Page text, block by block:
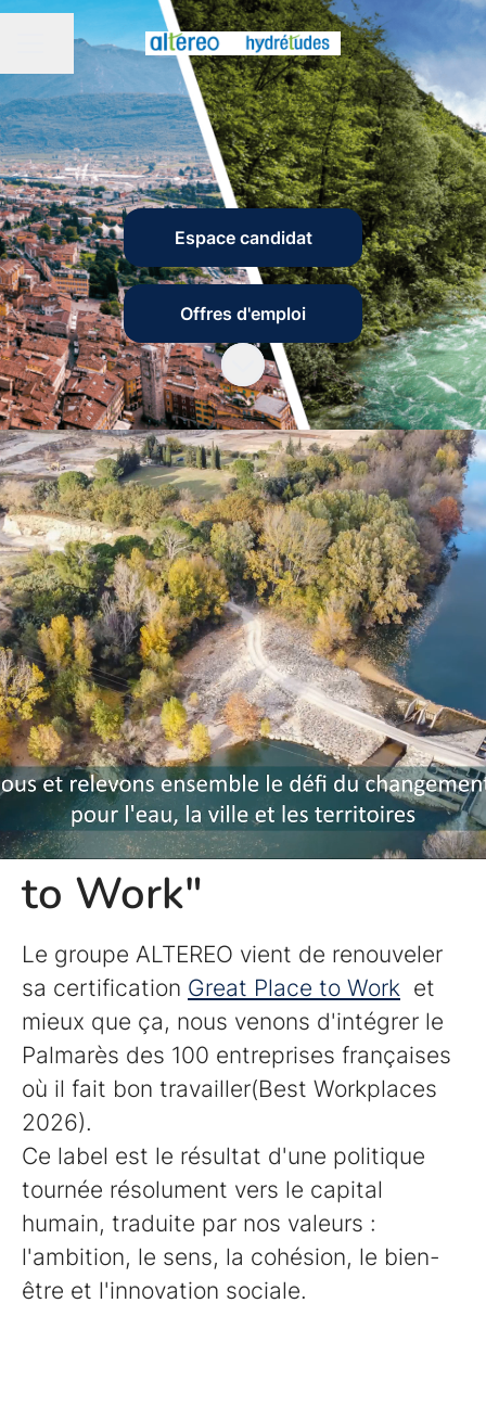
MENU CARRIÈRE
Partager la page
Espace candidat
Offres d'emploi
Faire défiler jusqu'au contenu
Altereo "Great Place
to Work"
Le groupe ALTEREO vient de renouveler
sa certification Great Place to Work et
mieux que ça, nous venons d'intégrer le
Palmarès des 100 entreprises françaises
où il fait bon travailler(Best Workplaces
2026).
Ce label est le résultat d'une politique
tournée résolument vers le capital
humain, traduite par nos valeurs :
l'ambition, le sens, la cohésion, le bien-
être et l'innovation sociale.